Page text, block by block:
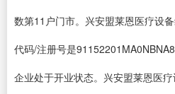
数第11户门市。兴安盟莱恩医疗设
代码/注册号是
企业处于开业状态。兴安盟莱恩医